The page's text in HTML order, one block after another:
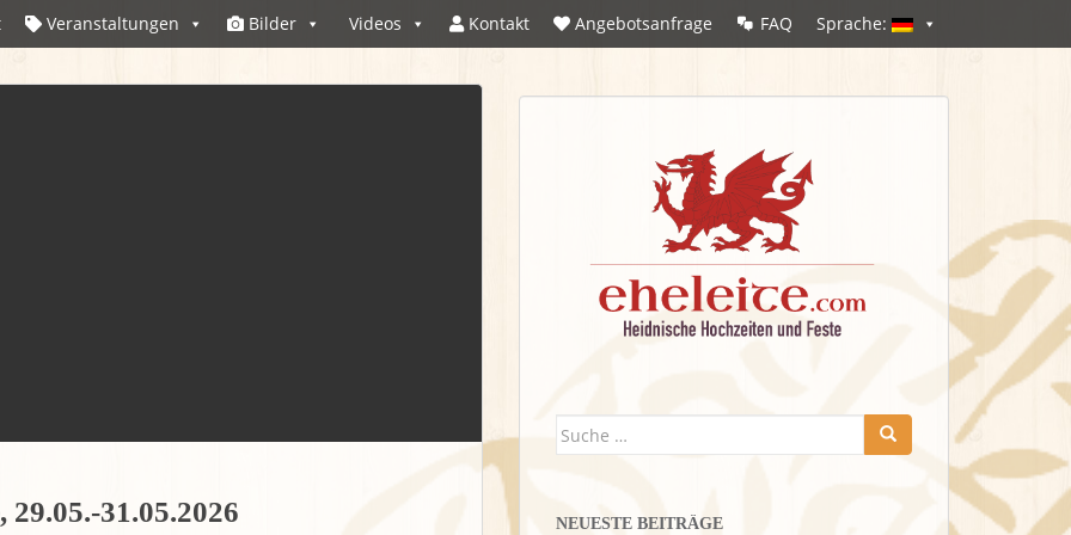
Veranstaltungen Bilder Videos Kontakt Angebotsanfrage FAQ Sprache:
31.05.2026
Suche
nach:
NEUESTE BEITRÄGE